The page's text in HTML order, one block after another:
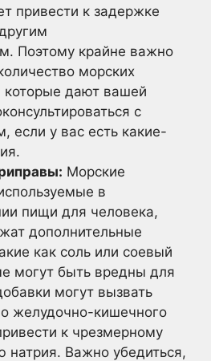
привести к задержке
Поэтому крайне важно
морских
которые дают вашей
с
если у вас есть какие-
Морские
в
пищи для человека,
дополнительные
как соль или соевый
могут быть вредны для
могут вызвать
желудочно-кишечного
к чрезмерному
натрия. Важно убедиться,